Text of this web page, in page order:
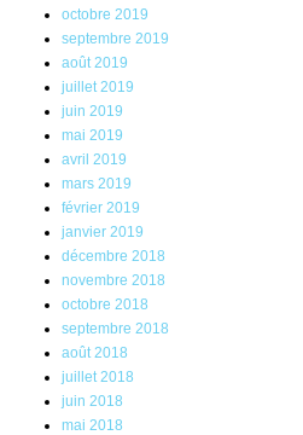
octobre 2019
septembre 2019
août 2019
juillet 2019
juin 2019
mai 2019
avril 2019
mars 2019
février 2019
janvier 2019
décembre 2018
novembre 2018
octobre 2018
septembre 2018
août 2018
juillet 2018
juin 2018
mai 2018